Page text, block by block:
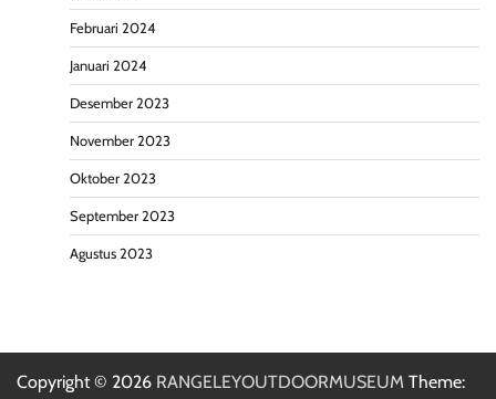
Februari 2024
Januari 2024
Desember 2023
November 2023
Oktober 2023
September 2023
Agustus 2023
Copyright © 2026 RANGELEYOUTDOORMUSEUM Theme: